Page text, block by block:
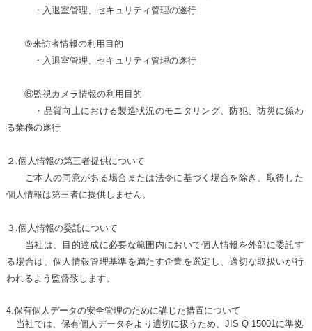
・入退室管理、セキュリティ管理の遂行
⑤来訪者情報の利用目的
・入退室管理、セキュリティ管理の遂行
⑥監視カメラ情報の利用目的
・品質向上における製造状況のモニタリング、防犯、防災に係わ
る業務の遂行
２.個人情報の第三者提供について
ご本人の同意がある場合または法令に基づく場合を除き、取得した
個人情報は第三者に提供しません。
３.個人情報の委託について
当社は、目的達成に必要な範囲内において個人情報を外部に委託す
る場合は、個人情報管理基準を満たす企業を選定し、適切な取扱いが行
われるよう監督致します。
4.保有個人データの安全管理のために講じた措置について
当社では、保有個人データをより適切に扱うため、JIS Q 15001に準拠